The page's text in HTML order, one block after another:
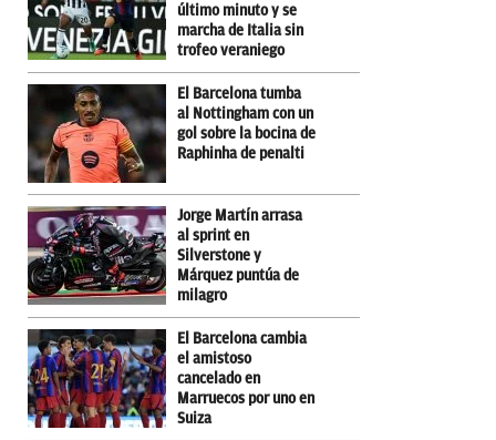
último minuto y se
marcha de Italia sin
trofeo veraniego
El Barcelona tumba
al Nottingham con un
gol sobre la bocina de
Raphinha de penalti
Jorge Martín arrasa
al sprint en
Silverstone y
Márquez puntúa de
milagro
El Barcelona cambia
el amistoso
cancelado en
Marruecos por uno en
Suiza